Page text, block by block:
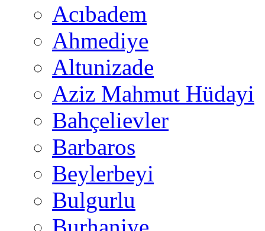
Acıbadem
Ahmediye
Altunizade
Aziz Mahmut Hüdayi
Bahçelievler
Barbaros
Beylerbeyi
Bulgurlu